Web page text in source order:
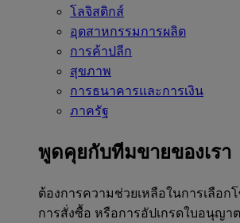
โลจิสติกส์
อุตสาหกรรมการผลิต
การค้าปลีก
สุขภาพ
การธนาคารและการเงิน
ภาครัฐ
พูดคุยกับทีมขายของเรา
ต้องการความช่วยเหลือในการเลือก
การสั่งซื้อ หรือการอัปเกรดใบอนุญ